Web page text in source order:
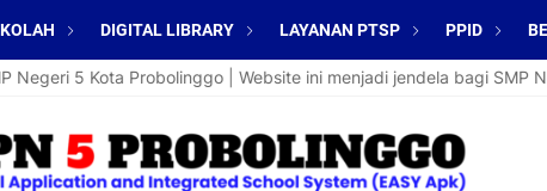
DIGITAL LIBRARY LAYANAN PTSP PPID
5 Kota Probolinggo | Website ini menjadi jendela bagi SMP